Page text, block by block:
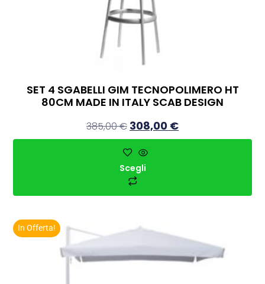
SET 4 SGABELLI GIM TECNOPOLIMERO HT
80CM MADE IN ITALY SCAB DESIGN
385,00€ 308,00 €
Scegli
In Offerta!